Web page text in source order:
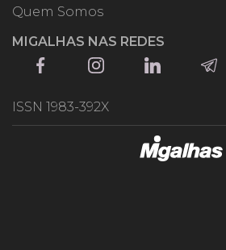
Quem Somos
MIGALHAS NAS REDES
ISSN 1983-392X